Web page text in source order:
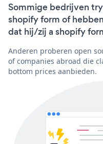
Sommige bedrijven
shopify form of
dat hij/zij a shopify
Anderen proberen open
of companies abroad die
bottom prices aanbieden.